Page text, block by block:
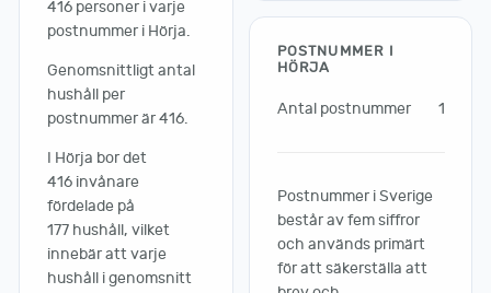
416 personer i varje
postnummer i Hörja.
Genomsnittligt antal
hushåll per
postnummer är 416.
I Hörja bor det
416 invånare
fördelade på
177 hushåll, vilket
innebär att varje
hushåll i genomsnitt
POSTNUMMER I
HÖRJA
Antal postnummer 1
Postnummer i Sverige
består av fem siffror
och används primärt
för att säkerställa att